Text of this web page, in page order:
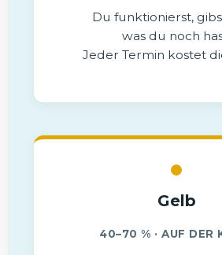
Du funktionierst,
was du noch
Jeder Termin kostet
Gelb
40–70 % · AUF DER